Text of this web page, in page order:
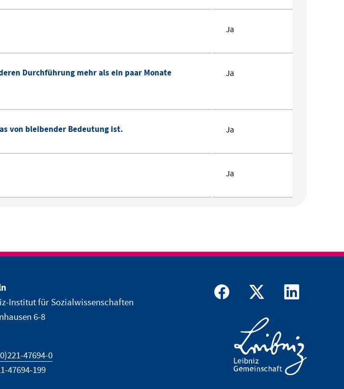
Ja
Durchführung mehr als ein paar Monate
Ja
von bleibender Bedeutung ist. Ja
Ja
Institut für Sozialwissenschaften
6-8
47694-0
47694-199